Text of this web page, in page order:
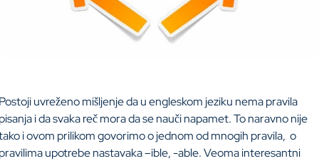
uvreženo mišljenje da u engleskom jeziku nema pravila
i da svaka reč mora da se nauči napamet. To naravno nije
i ovom prilikom govorimo o jednom od mnogih pravila, o
upotrebe nastavaka –ible, -able. Veoma interesantni